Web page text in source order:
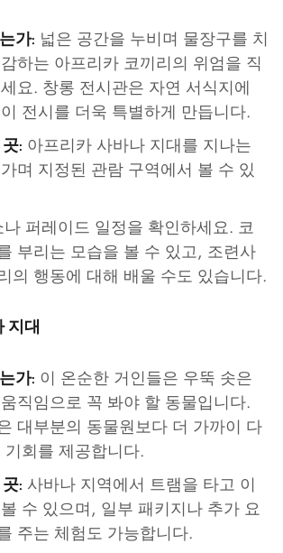
가: 넓은 공간을 누비며 물장구를 치
하는 아프리카 코끼리의 위엄을 직
요. 창롱 전시관은 자연 서식지에
전시를 더욱 특별하게 만듭니다.
: 아프리카 사바나 지대를 지나는
며 지정된 관람 구역에서 볼 수 있
퍼레이드 일정을 확인하세요. 코
부리는 모습을 볼 수 있고, 조련사
의 행동에 대해 배울 수도 있습니다.
지대
가: 이 온순한 거인들은 우뚝 솟은
직임으로 꼭 봐야 할 동물입니다.
대부분의 동물원보다 더 가까이 다
회를 제공합니다.
: 사바나 지역에서 트램을 타고 이
수 있으며, 일부 패키지나 추가 요
주는 체험도 가능합니다.